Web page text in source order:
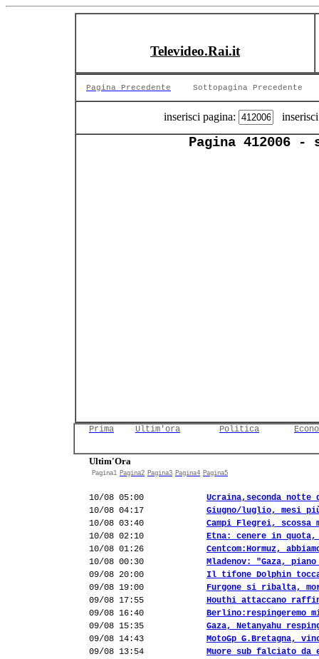
Televideo.Rai.it
Pagina Precedente Sottopagina Precedente
inserisci pagina:
Pagina 412006 -
Prima Ultim'ora Politica
Ultim'Ora
Pagina1 Pagina2 Pagina3 Pagina4 Pagina5
10/08 05:00
Ucraina,seconda
10/08 04:17
Giugno/luglio, mesi
10/08 03:40
Campi Flegrei, scossa
10/08 02:10
Etna: cenere in
10/08 01:26
Centcom:Hormuz,
10/08 00:30
Mladenov: "Gaza,
09/08 20:00
Il tifone Dolphin
09/08 19:00
Furgone si ribalta,
09/08 17:55
Houthi attaccano
09/08 16:40
09/08 15:35
Gaza, Netanyahu
09/08 14:43
MotoGp G.Bretagna,
09/08 13:54
Muore sub falciato da